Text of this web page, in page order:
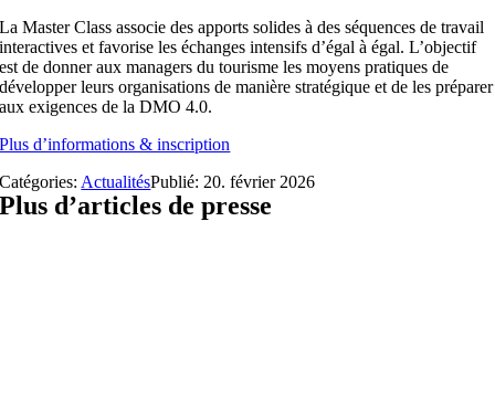
La Master Class associe des apports solides à des séquences de travail
interactives et favorise les échanges intensifs d’égal à égal. L’objectif
est de donner aux managers du tourisme les moyens pratiques de
développer leurs organisations de manière stratégique et de les préparer
aux exigences de la DMO 4.0.
Plus d’informations & inscription
Catégories: ActualitésPublié: 20. février 2026
Plus d’articles de presse